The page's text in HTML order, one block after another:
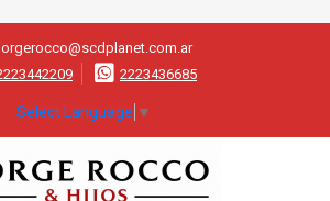
2223436685
Select Language ▼